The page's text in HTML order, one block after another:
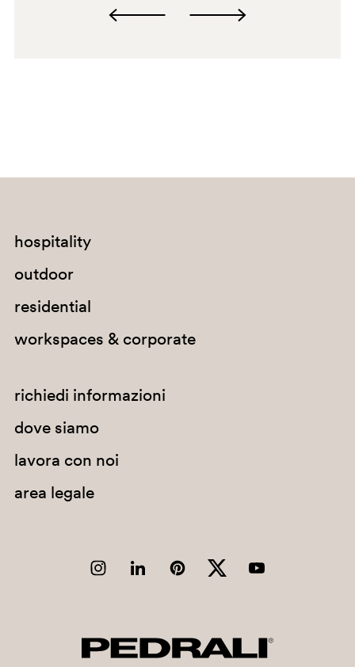
RB
hospitality
outdoor
residential
workspaces & corporate
richiedi informazioni
dove siamo
lavora con noi
area legale